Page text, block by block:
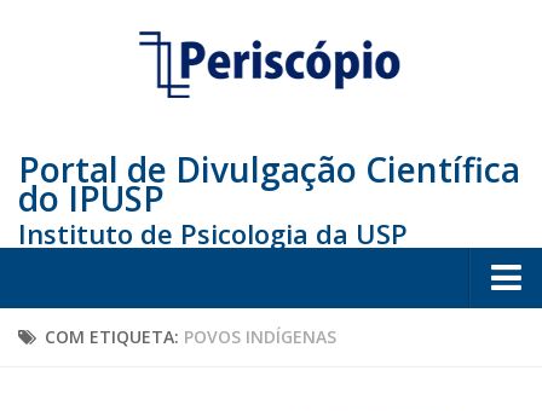
Portal de Divulgação Científica
do IPUSP
Instituto de Psicologia da USP
Home
COM ETIQUETA: POVOS INDÍGENAS